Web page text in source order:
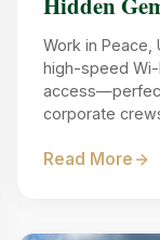
Work in Peace,
high-speed
corporate
Read More